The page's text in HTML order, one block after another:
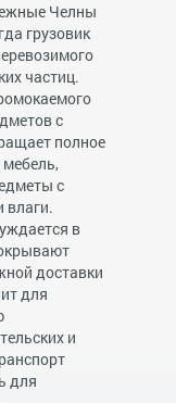
Челны
грузовик
частиц.
с
полное
с
влаги.
в
доставки
для
и
для